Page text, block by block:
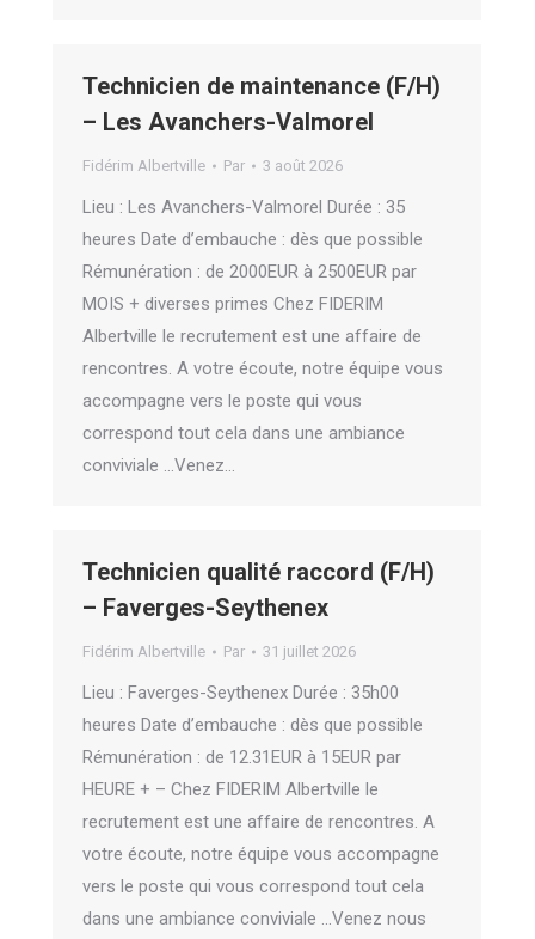
Technicien de maintenance (F/H)
– Les Avanchers-Valmorel
Fidérim Albertville Par 3 août 2026
Lieu : Les Avanchers-Valmorel Durée : 35
heures Date d’embauche : dès que possible
Rémunération : de 2000EUR à 2500EUR par
MOIS + diverses primes Chez FIDERIM
Albertville le recrutement est une affaire de
rencontres. A votre écoute, notre équipe vous
accompagne vers le poste qui vous
correspond tout cela dans une ambiance
conviviale …Venez…
Technicien qualité raccord (F/H)
– Faverges-Seythenex
Fidérim Albertville Par 31 juillet 2026
Lieu : Faverges-Seythenex Durée : 35h00
heures Date d’embauche : dès que possible
Rémunération : de 12.31EUR à 15EUR par
HEURE + – Chez FIDERIM Albertville le
recrutement est une affaire de rencontres. A
votre écoute, notre équipe vous accompagne
vers le poste qui vous correspond tout cela
dans une ambiance conviviale …Venez nous